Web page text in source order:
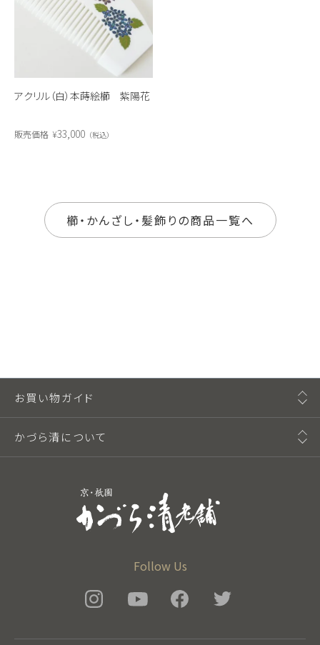
アクリル（白）本蒔絵櫛 紫陽花
販売価格 ¥33,000 税込
櫛・かんざし・髪飾りの商品一覧へ
Follow Us
お買い物ガイド
かづら清について